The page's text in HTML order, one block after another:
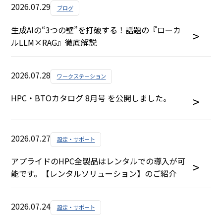
2026.07.29 ブログ
生成AIの“3つの壁”を打破する！話題の『ローカ
ルLLM×RAG』徹底解説
2026.07.28 ワークステーション
HPC・BTOカタログ 8月号 を公開しました。
2026.07.27 設定・サポート
アプライドのHPC全製品はレンタルでの導入が可
能です。【レンタルソリューション】のご紹介
2026.07.24 設定・サポート